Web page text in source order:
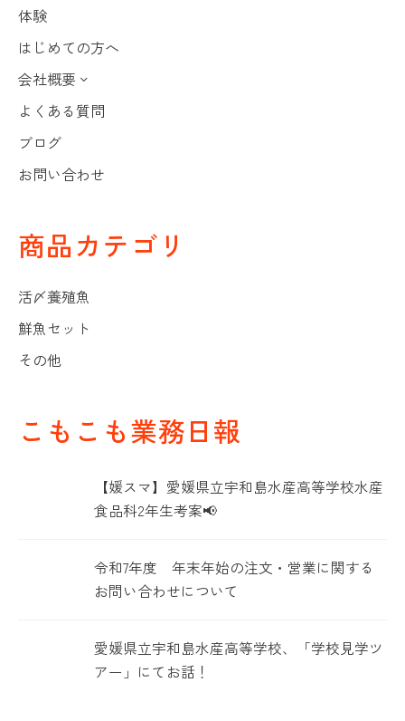
体験
はじめての方へ
会社概要
よくある質問
ブログ
お問い合わせ
商品カテゴリ
活〆養殖魚
鮮魚セット
その他
こもこも業務日報
【媛スマ】愛媛県立宇和島水産高等学校水産
食品科2年生考案📢
令和7年度 年末年始の注文・営業に関する
お問い合わせについて
愛媛県立宇和島水産高等学校、「学校見学ツ
アー」にてお話！